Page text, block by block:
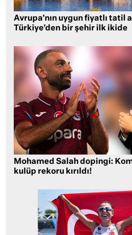
Avrupa’nın uygun fiyatlı tatil
Türkiye’den bir şehir ilk ikide
Mohamed Salah dopingi:
kulüp rekoru kırıldı!